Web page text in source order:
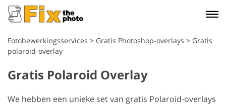
Fotobewerkingsservices > Gratis Photoshop-overlays > Gratis
polaroid-overlay
Gratis Polaroid Overlay
We hebben een unieke set van gratis Polaroid-overlays